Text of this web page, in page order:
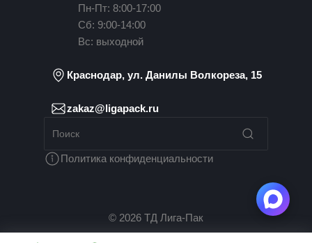
Пн-Пт: 8:00-17:00
Сб: 9:00-14:00
Вс: выходной
Краснодар, ул. Данилы Волкореза, 15
zakaz@ligapack.ru
Политика конфиденциальности
© 2026 ТД Лига-Пак